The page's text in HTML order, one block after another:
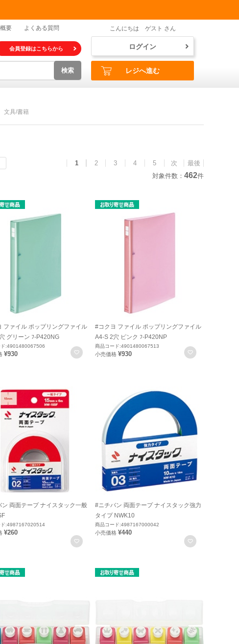
要 よくある質問
会員登録はこちらから
検索
こんにちは ゲスト さん
ログイン
レジへ進む
文具/書籍
1 2 3 4 5 次
最後
対象件数： 462件
登録
ファイル ポップリングファイル
グリーン ﾌ-P420NG
ド:4901480067506
¥930 お気に入りに登録
#コクヨ ファイル ポップリングファイル
A4-S 2穴 ピンク ﾌ-P420NP
商品コード:4901480067513
小売価格 ¥930
ン 両面テープ ナイスタック一般
ド:4987167020514
¥260
お気に入りに登録
#ニチバン 両面テープ ナイスタック強力
タイプ NWK10
商品コード:4987167000042
小売価格 ¥440